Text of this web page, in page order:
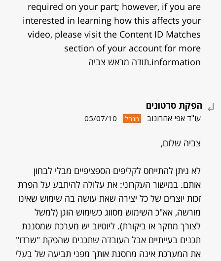
required on your part; however, if you are
interested in learning how this affects your
video, please visit the Content ID Matches
section of your account for more
information.תודה מראש צביה
הפקת סרטונים
עו"ד אפי אהרונוב מנהל 05/07/10
צביה שלום,
לא ניתן להתייחס לקליפים הספציפיים מבלי לבחון
אותם. במישור העקרוני: את עלולה להיתבע על הפרת
זכות יוצרים של כל יצירה שאת עושה בה שימוש שאינו
מורשה, אא"כ השימוש מסווג כשימוש הוגן (למשל
לצורך מחקר או ביקורת). ליוטיוב יש מערכת שמסננת
תכנים בעייתיים אבל העובדה שתכנים שהפקת "שרדו"
את המערכת אינה מחסנת אותך מפני תביעה של בעלי